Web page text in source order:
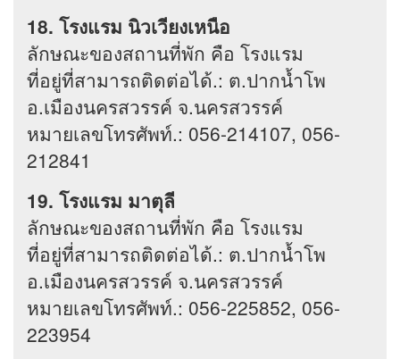
18. โรงแรม นิวเวียงเหนือ
ลักษณะของสถานที่พัก คือ โรงแรม
ที่อยู่ที่สามารถติดต่อได้.: ต.ปากน้ำโพ
อ.เมืองนครสวรรค์ จ.นครสวรรค์
หมายเลขโทรศัพท์.: 056-214107, 056-
212841
19. โรงแรม มาตุลี
ลักษณะของสถานที่พัก คือ โรงแรม
ที่อยู่ที่สามารถติดต่อได้.: ต.ปากน้ำโพ
อ.เมืองนครสวรรค์ จ.นครสวรรค์
หมายเลขโทรศัพท์.: 056-225852, 056-
223954